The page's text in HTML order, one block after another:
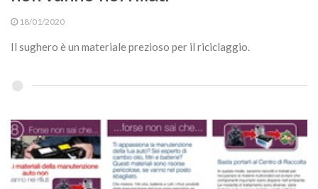
18/01/2020
Il sughero è un materiale prezioso per il riciclaggio.